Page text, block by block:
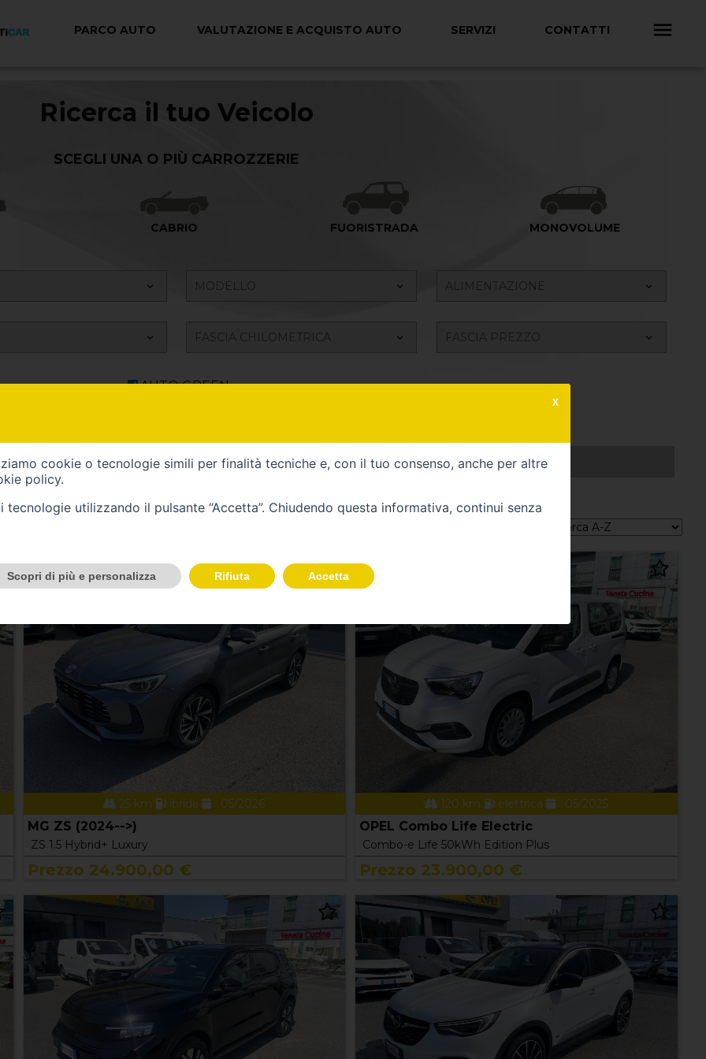
PARCO AUTO VALUTAZIONE E ACQUISTO AUTO SERVIZI CONTATTI
Ricerca il tuo Veicolo
SCEGLI UNA O PIÙ CARROZZERIE
CABRIO FUORISTRADA MONOVOLUME
AUTO GREEN
RICHIEDI UNA VETTURA
DI TIPO GREEN
25 km ibrida 05/2026
MG ZS (2024-->)
ZS 1.5 Hybrid+ Luxury
Prezzo 24.900,00 €
120 km elettrica 05/2025
OPEL Combo Life Electric
Combo-e Life 50kWh Edition Plus
Prezzo 23.900,00 €
cookie o tecnologie simili per finalità tecniche e, con il tuo consenso, anche per altre
policy.
tecnologie utilizzando il pulsante “Accetta”. Chiudendo questa informativa, continui senza
Scopri di più e personalizza Rifiuta Accetta
X